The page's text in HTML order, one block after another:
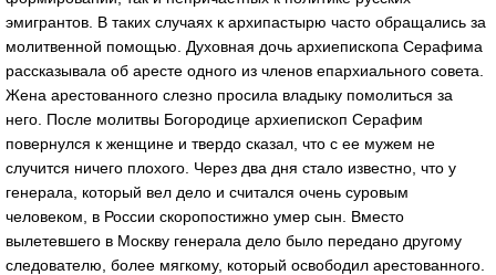
эмигрантов. В таких случаях к архипастырю часто обращались за
молитвенной помощью. Духовная дочь архиепископа Серафима
рассказывала об аресте одного из членов епархиального совета.
Жена арестованного слезно просила владыку помолиться за
него. После молитвы Богородице архиепископ Серафим
повернулся к женщине и твердо сказал, что с ее мужем не
случится ничего плохого. Через два дня стало известно, что у
генерала, который вел дело и считался очень суровым
человеком, в России скоропостижно умер сын. Вместо
вылетевшего в Москву генерала дело было передано другому
следователю, более мягкому, который освободил арестованного.